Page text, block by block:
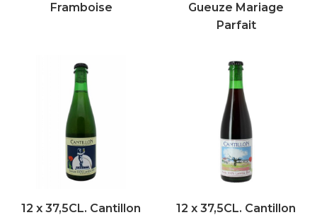
Framboise
Gueuze Mariage
Parfait
12 x 37,5CL. Cantillon 12 x 37,5CL. Cantillon